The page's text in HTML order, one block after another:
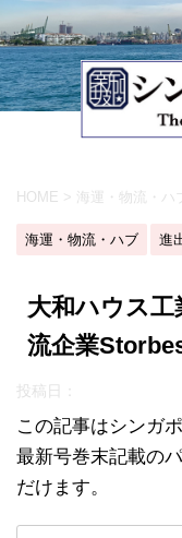
HOME > 海運・物流・ハ
海運・物流・ハブ 進
大和ハウス
流企業
投稿日：
この記事はシンガ
最新号巻末記載の
だけます。